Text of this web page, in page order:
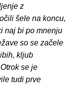
z
šele na koncu,
naj bi po mnenju
so se začele
kljub
se je
tudi prve